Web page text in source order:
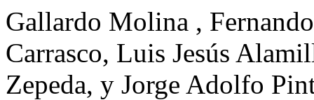
Gallardo Molina ,
Carrasco, Luis Jesús
Zepeda, y Jorge Adolfo